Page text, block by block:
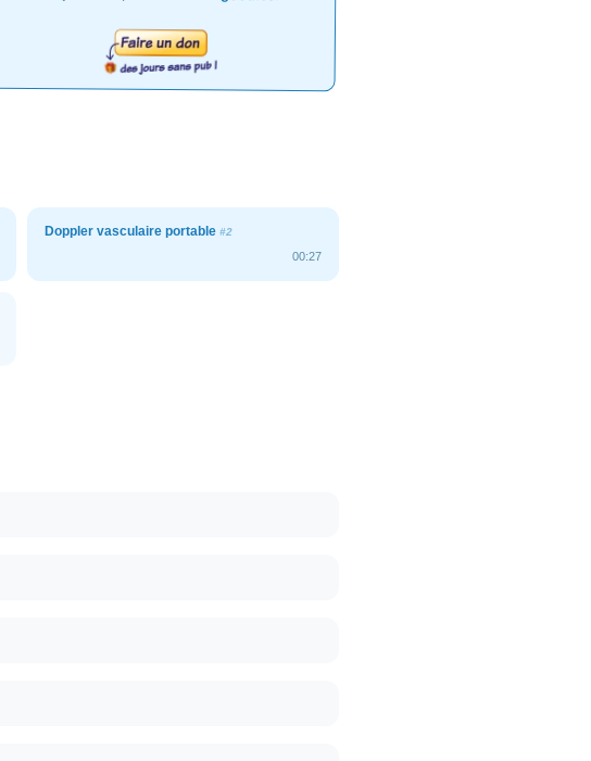
Doppler vasculaire portable#2
00:27